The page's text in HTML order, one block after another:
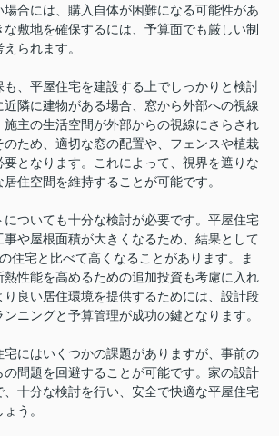
合には、購入自体が困難になる可能性があ
な敷地を確保するには、予算面でも厳しい制
られます。
も、平屋住宅を建設する上でしっかりと検討
隣に建物がある場合、窓から外部への視線
主の生活空間が外部からの視線にさらされ
ため、適切な窓の配置や、フェンスや植栽
要となります。これによって、視界を遮りな
住空間を維持することが可能です。
についても十分な検討が必要です。平屋住宅
や屋根面積が大きくなるため、結果として
住宅と比べて高くなることがあります。ま
熱性能を高めるための追加投資も考慮に入れ
り良い居住環境を提供するためには、設計段
ニングと予算管理が成功の鍵となります。
宅にはいくつかの課題がありますが、事前の
問題を回避することが可能です。家の設計
十分な検討を行い、安全で快適な平屋住宅
う。